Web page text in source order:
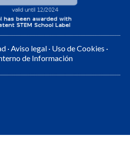
·Aviso legal · Uso de Cookies ·
de Información